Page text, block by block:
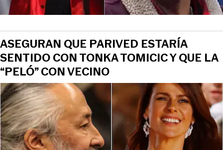
ASEGURAN QUE PARIVED ESTARÍA
SENTIDO CON TONKA TOMICIC Y QUE LA
“PELÓ” CON VECINO